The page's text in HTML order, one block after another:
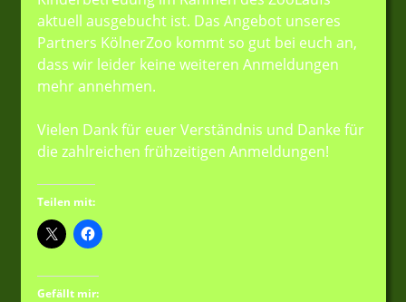
aktuell ausgebucht ist. Das Angebot unseres
Partners KölnerZoo kommt so gut bei euch an,
dass wir leider keine weiteren Anmeldungen
mehr annehmen.
Vielen Dank für euer Verständnis und Danke für
die zahlreichen frühzeitigen Anmeldungen!
Teilen mit:
Gefällt mir: